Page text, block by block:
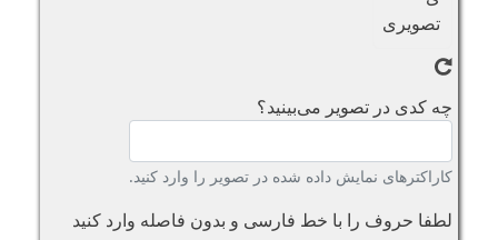
چه کدی در تصویر می‌بینید؟
کاراکترهای نمایش داده شده در تصویر را وارد کنید.
لطفا حروف را با خط فارسی و بدون فاصله وارد کنید